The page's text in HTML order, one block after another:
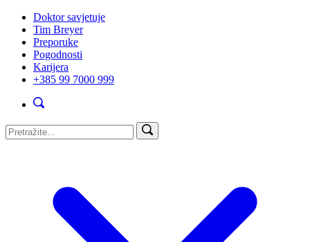
Doktor savjetuje
Tim Breyer
Preporuke
Pogodnosti
Karijera
+385 99 7000 999